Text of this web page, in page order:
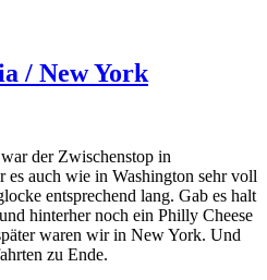
/ New York
der Zwischenstop in
auch wie in Washington sehr voll
entsprechend lang. Gab es halt
hinterher noch ein Philly Cheese
waren wir in New York. Und
zu Ende.